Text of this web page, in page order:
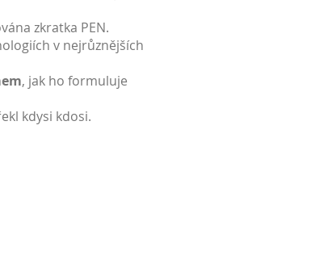
zkratka PEN.
v nejrůznějších
, jak ho formuluje
kdysi kdosi.